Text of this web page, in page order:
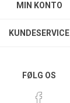
MIN KONTO
KUNDESERVICE
FØLG OS